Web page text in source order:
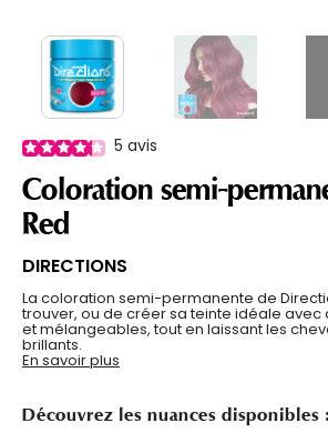
5 avis
Coloration semi-
Red
DIRECTIONS
La coloration semi-permanente de
trouver, ou de créer sa teinte idéale avec
et mélangeables, tout en laissant les
brillants.
En savoir plus
Découvrez les nuances disponibles :